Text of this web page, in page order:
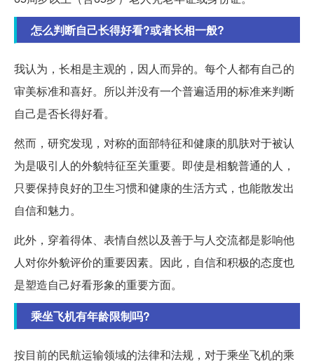
怎么判断自己长得好看?或者长相一般?
我认为，长相是主观的，因人而异的。每个人都有自己的
审美标准和喜好。所以并没有一个普遍适用的标准来判断
自己是否长得好看。
然而，研究发现，对称的面部特征和健康的肌肤对于被认
为是吸引人的外貌特征至关重要。即使是相貌普通的人，
只要保持良好的卫生习惯和健康的生活方式，也能散发出
自信和魅力。
此外，穿着得体、表情自然以及善于与人交流都是影响他
人对你外貌评价的重要因素。因此，自信和积极的态度也
是塑造自己好看形象的重要方面。
乘坐飞机有年龄限制吗?
按目前的民航运输领域的法律和法规，对于乘坐飞机的乘